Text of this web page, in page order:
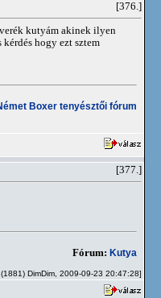
[376.]
kutyám akinek ilyen
hogy ezt sztem
Boxer tenyésztői fórum
[377.]
Fórum: Kutya
(1881) DimDim, 2009-09-23 20:47:28]